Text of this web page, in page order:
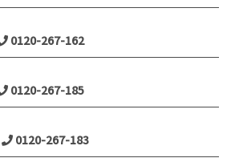
0120-267-162
0120-267-185
0120-267-183